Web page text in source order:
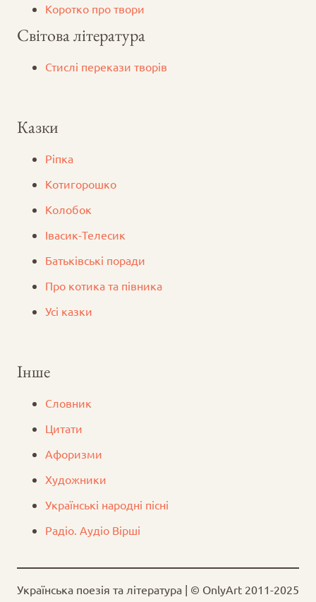
Коротко про твори
Світова література
Стислі перекази творів
Казки
Ріпка
Котигорошко
Колобок
Iвасик-Телесик
Батьківські поради
Про котика та півника
Усі казки
Інше
Словник
Цитати
Афоризми
Художники
Українські народні пісні
Радіо. Аудіо Вірші
Українська поезія та література | © OnlyArt 2011-2025